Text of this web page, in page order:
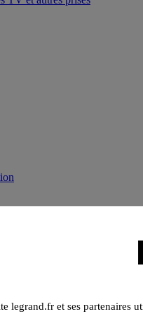
legrand.fr et ses partenaires